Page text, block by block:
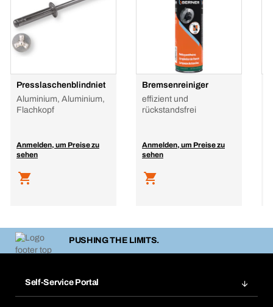
Presslaschenblindniet
Aluminium, Aluminium,
Flachkopf
Anmelden, um Preise zu
sehen
Bremsenreiniger
effizient und
rückstandsfrei
Anmelden, um Preise zu
sehen
PUSHING THE LIMITS.
Self-Service Portal